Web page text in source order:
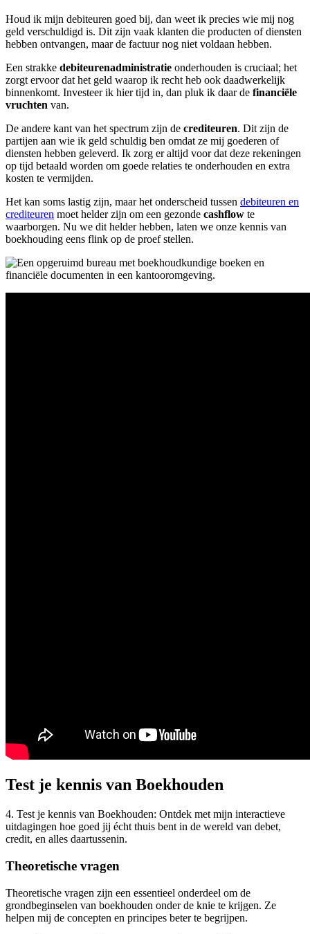
Houd ik mijn debiteuren goed bij, dan weet ik precies wie mij nog
geld verschuldigd is. Dit zijn vaak klanten die producten of diensten
hebben ontvangen, maar de factuur nog niet voldaan hebben.
Een strakke debiteurenadministratie onderhouden is cruciaal; het
zorgt ervoor dat het geld waarop ik recht heb ook daadwerkelijk
binnenkomt. Investeer ik hier tijd in, dan pluk ik daar de financiële
vruchten van.
De andere kant van het spectrum zijn de crediteuren. Dit zijn de
partijen aan wie ik geld schuldig ben omdat ze mij goederen of
diensten hebben geleverd. Ik zorg er altijd voor dat deze rekeningen
op tijd betaald worden om goede relaties te onderhouden en extra
kosten te vermijden.
Het kan soms lastig zijn, maar het onderscheid tussen debiteuren en
crediteuren moet helder zijn om een gezonde cashflow te
waarborgen. Nu we dit helder hebben, laten we onze kennis van
boekhouding eens flink op de proef stellen.
Test je kennis van Boekhouden
4. Test je kennis van Boekhouden: Ontdek met mijn interactieve
uitdagingen hoe goed jij écht thuis bent in de wereld van debet,
credit, en alles daartussenin.
Theoretische vragen
Theoretische vragen zijn een essentieel onderdeel om de
grondbeginselen van boekhouden onder de knie te krijgen. Ze
helpen mij de concepten en principes beter te begrijpen.